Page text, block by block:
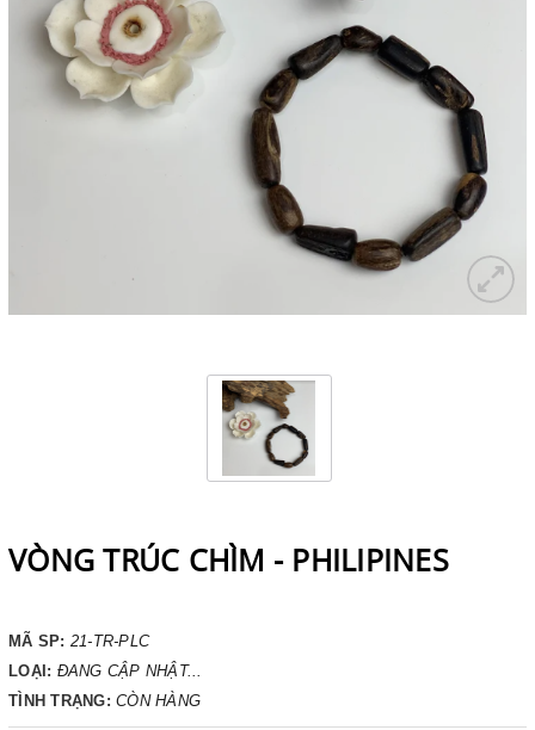
VÒNG TRÚC CHÌM - PHILIPINES
MÃ SP: 21-TR-PLC
LOẠI: ĐANG CẬP NHẬT...
TÌNH TRẠNG: CÒN HÀNG